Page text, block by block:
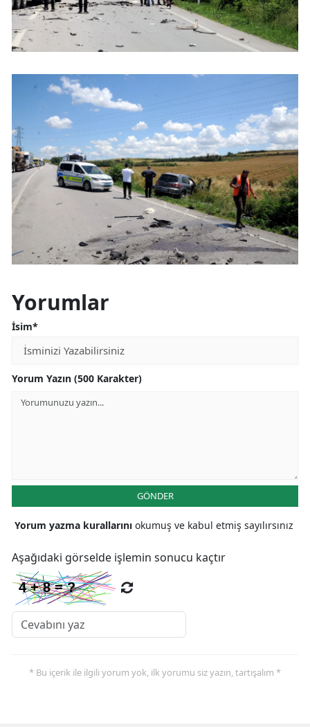
Yorumlar
İsim*
Yorum Yazın (500 Karakter)
GÖNDER
Yorum yazma kurallarını okumuş ve kabul etmiş sayılırsınız
Aşağıdaki görselde işlemin sonucu kaçtır
* Bu içerik ile ilgili yorum yok, ilk yorumu siz yazın, tartışalım *